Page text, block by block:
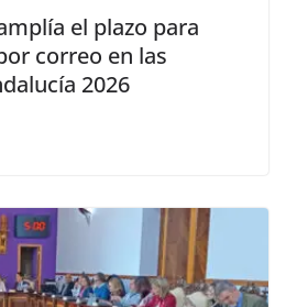
el plazo para
correo en las
2026